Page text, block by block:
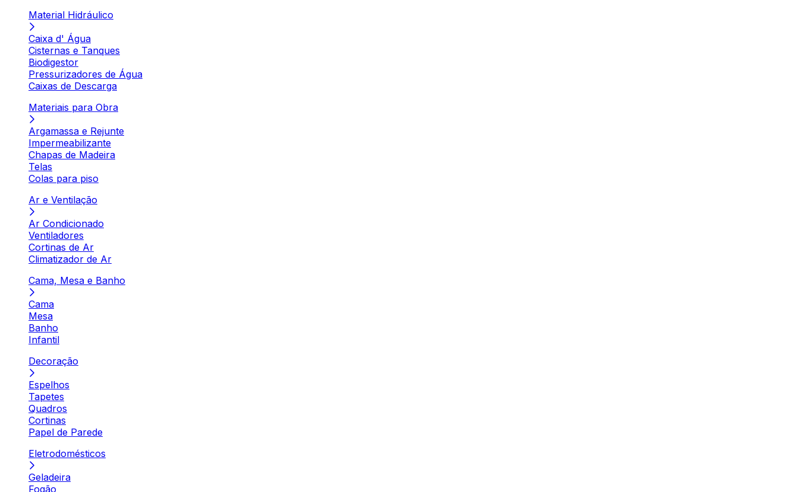
Material Hidráulico
Caixa d' Água
Cisternas e Tanques
Biodigestor
Pressurizadores de Água
Caixas de Descarga
Materiais para Obra
Argamassa e Rejunte
Impermeabilizante
Chapas de Madeira
Telas
Colas para piso
Ar e Ventilação
Ar Condicionado
Ventiladores
Cortinas de Ar
Climatizador de Ar
Cama, Mesa e Banho
Cama
Mesa
Banho
Infantil
Decoração
Espelhos
Tapetes
Quadros
Cortinas
Papel de Parede
Eletrodomésticos
Geladeira
Fogão